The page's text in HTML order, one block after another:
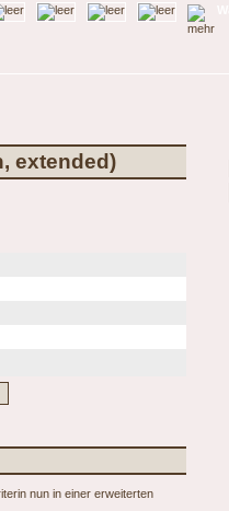
extended)
nun in einer erweiterten